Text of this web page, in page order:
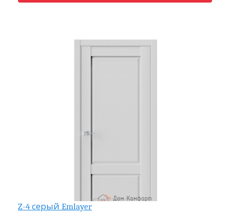
Z-4 серый Emlayer